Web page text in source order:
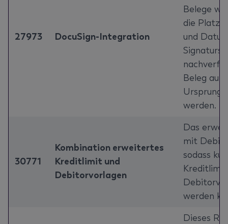
27973 DocuSign-Integration
Belege
die
und
Beleg
werden.
30771
Kombination erweitertes
Kreditlimit und
Debitorvorlagen
Das
mit
sodass
werden
Dieses